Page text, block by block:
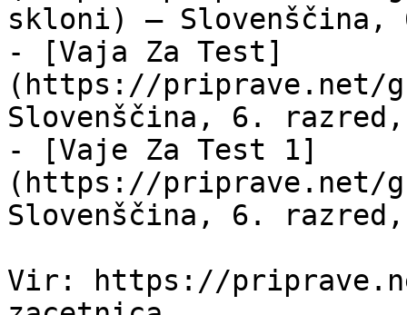
skloni) — Slovenščina,
- [Vaja Za Test]
(https://priprave.net/
Slovenščina, 6. razred,
- [Vaje Za Test 1]
(https://priprave.net/
Slovenščina, 6. razred,
Vir: https://